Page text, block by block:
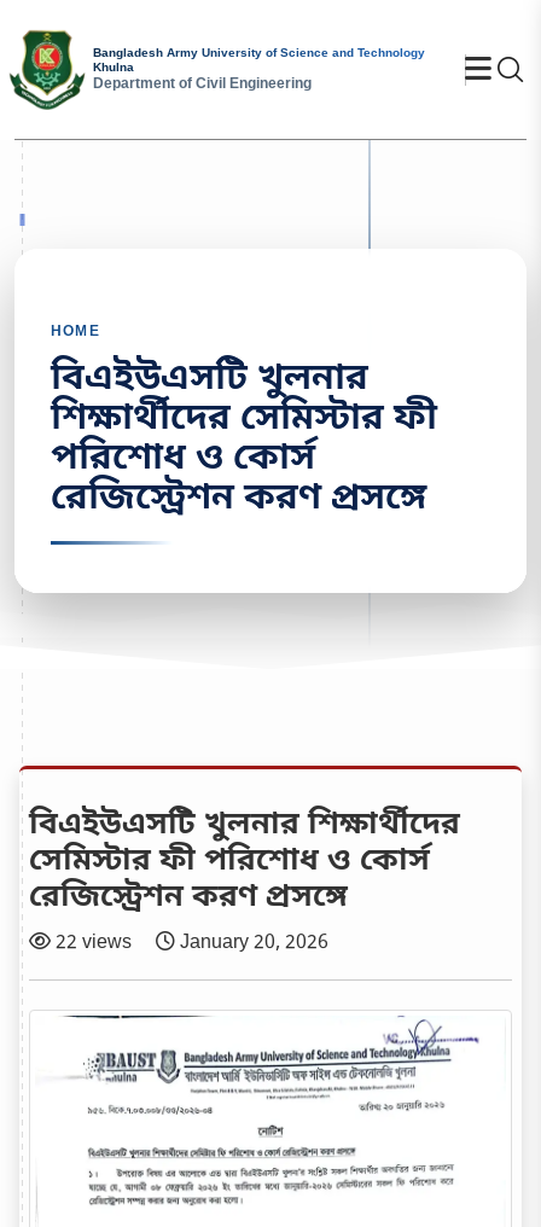
Bangladesh Army University of Science and Technology
Khulna
Department of Civil Engineering
HOME
বিএইউএসটি খুলনার
শিক্ষার্থীদের সেমিস্টার ফী
পরিশোধ ও কোর্স
রেজিস্ট্রেশন করণ প্রসঙ্গে
বিএইউএসটি খুলনার শিক্ষার্থীদের
সেমিস্টার ফী পরিশোধ ও কোর্স
রেজিস্ট্রেশন করণ প্রসঙ্গে
22 views January 20, 2026